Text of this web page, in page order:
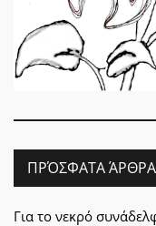
ΠΡΌΣΦΑΤΑ ΆΡΘΡΑ
Για το νεκρό